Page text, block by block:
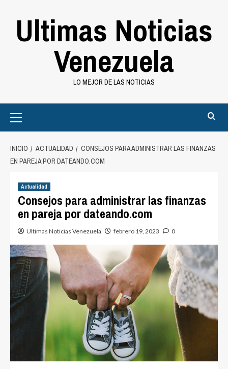
Ultimas Noticias
Venezuela
LO MEJOR DE LAS NOTICIAS
Menu
INICIO ACTUALIDAD
CONSEJOS PARA ADMINISTRAR LAS FINANZAS
EN PAREJA POR DATEANDO.COM
Actualidad
Consejos para administrar las finanzas
en pareja por dateando.com
Ultimas Noticias Venezuela febrero 19, 2023 0